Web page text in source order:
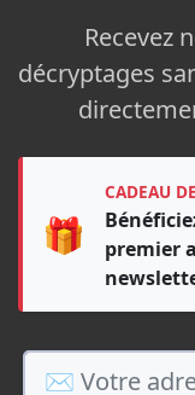
Recevez
décryptages
🎁
CADEAU
premier